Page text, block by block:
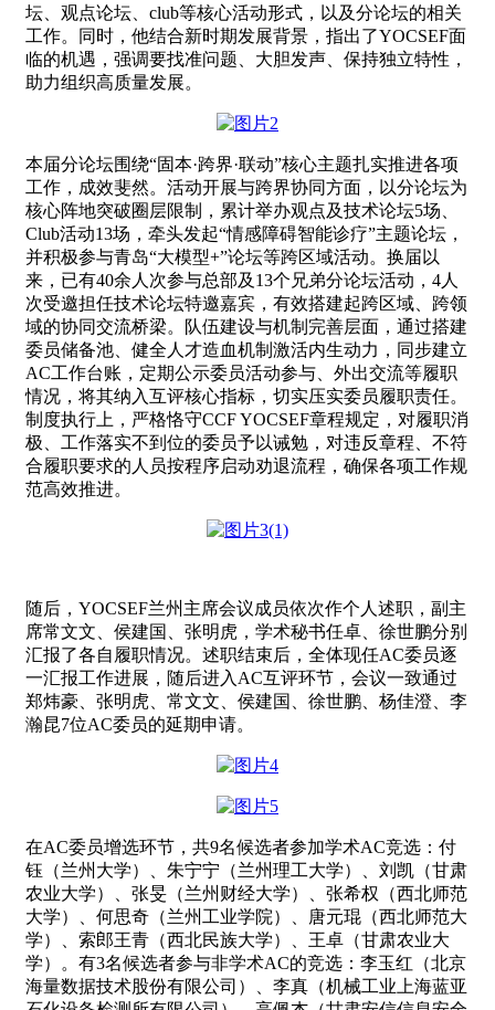
坛、观点论坛、club等核心活动形式，以及分论坛的相关
工作。同时，他结合新时期发展背景，指出了YOCSEF面
临的机遇，强调要找准问题、大胆发声、保持独立特性，
助力组织高质量发展。
本届分论坛围绕“固本·跨界·联动”核心主题扎实推进各项
工作，成效斐然。活动开展与跨界协同方面，以分论坛为
核心阵地突破圈层限制，累计举办观点及技术论坛5场、
Club活动13场，牵头发起“情感障碍智能诊疗”主题论坛，
并积极参与青岛“大模型+”论坛等跨区域活动。换届以
来，已有40余人次参与总部及13个兄弟分论坛活动，4人
次受邀担任技术论坛特邀嘉宾，有效搭建起跨区域、跨领
域的协同交流桥梁。队伍建设与机制完善层面，通过搭建
委员储备池、健全人才造血机制激活内生动力，同步建立
AC工作台账，定期公示委员活动参与、外出交流等履职
情况，将其纳入互评核心指标，切实压实委员履职责任。
制度执行上，严格恪守CCF YOCSEF章程规定，对履职消
极、工作落实不到位的委员予以诫勉，对违反章程、不符
合履职要求的人员按程序启动劝退流程，确保各项工作规
范高效推进。
随后，YOCSEF兰州主席会议成员依次作个人述职，副主
席常文文、侯建国、张明虎，学术秘书任卓、徐世鹏分别
汇报了各自履职情况。述职结束后，全体现任AC委员逐
一汇报工作进展，随后进入AC互评环节，会议一致通过
郑炜豪、张明虎、常文文、侯建国、徐世鹏、杨佳澄、李
瀚昆7位AC委员的延期申请。
在AC委员增选环节，共9名候选者参加学术AC竞选：付
钰（兰州大学）、朱宁宁（兰州理工大学）、刘凯（甘肃
农业大学）、张旻（兰州财经大学）、张希权（西北师范
大学）、何思奇（兰州工业学院）、唐元琨（西北师范大
学）、索郎王青（西北民族大学）、王卓（甘肃农业大
学）。有3名候选者参与非学术AC的竞选：李玉红（北京
海量数据技术股份有限公司）、李真（机械工业上海蓝亚